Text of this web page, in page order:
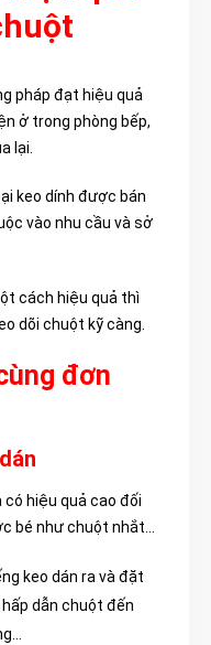
pháp đạt hiệu quả
ở trong phòng bếp,
lại.
keo dính được bán
vào nhu cầu và sở
cách hiệu quả thì
dõi chuột kỹ càng.
đơn
hiệu quả cao đối
bé như chuột nhắt…
keo dán ra và đặt
dẫn chuột đến